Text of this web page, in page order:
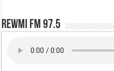
Rewmi FM 97.5